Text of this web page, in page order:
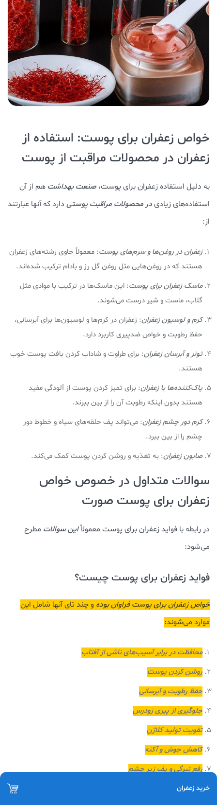
خواص زعفران برای پوست: استفاده از
زعفران در محصولات مراقبت از پوست
به دلیل استفاده زعفران برای پوست، صنعت بهداشت هم از آن
استفاده‌های زیادیدر محصولات مراقبت پوستی دارد که آنها عبارتند
از:
زعفران در روغن‌ها و سرم‌های پوست: معمولاً حاوی رشته‌های زعفران
هستند که در روغن‌هایی مثل روغن گل رز و بادام ترکیب شده‌اند.
ماسک زعفران برای پوست: این ماسک‌ها در ترکیب با موادی مثل
گلاب، ماست و شیر درست می‌شوند.
کرم و لوسیون زعفران: زعفران در کرم‌ها و لوسیون‌ها برای آبرسانی،
حفظ رطوبت و خواص ضدپیری کاربرد دارد.
تونر و آبرسان زعفران: برای طراوت و شاداب کردن بافت پوست خوب
هستند.
پاک‌کننده‌ها با زعفران: برای تمیز کردن پوست از آلودگی مفید
هستند بدون اینکه رطوبت آن را از بین ببرند.
کرم دور چشم زعفران: می‌تواند پف حلقه‌های سیاه و خطوط دور
چشم را از بین ببرد.
صابون زعفران: به تغذیه و روشن کردن پوست کمک می‌کند.
سوالات متداول در خصوص خواص
زعفران برای پوست صورت
در رابطه با فواید زعفران برای پوست معمولاًاین سوالات مطرح
می‌شود:
فواید زعفران برای پوست چیست؟
خواص زعفران برای پوست فراوان بوده و چند تای آنها شامل این
موارد می‌شوند:
محافظت در برابر آسیب‌های ناشی از آفتاب
روشن کردن پوست
حفظ رطوبت و آبرسانی
جلوگیری از پیری زودرس
تقویت تولید کلاژن
کاهش جوش و آکنه
رفع تیرگی و پف زیر چشم
خرید زعفران